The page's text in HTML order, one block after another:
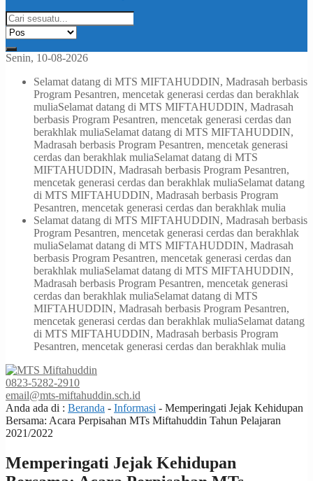
Senin, 10-08-2026
Selamat datang di MTS MIFTAHUDDIN, Madrasah berbasis
Program Pesantren, mencetak generasi cerdas dan berakhlak
muliaSelamat datang di MTS MIFTAHUDDIN, Madrasah
berbasis Program Pesantren, mencetak generasi cerdas dan
berakhlak muliaSelamat datang di MTS MIFTAHUDDIN,
Madrasah berbasis Program Pesantren, mencetak generasi
cerdas dan berakhlak muliaSelamat datang di MTS
MIFTAHUDDIN, Madrasah berbasis Program Pesantren,
mencetak generasi cerdas dan berakhlak muliaSelamat datang
di MTS MIFTAHUDDIN, Madrasah berbasis Program
Pesantren, mencetak generasi cerdas dan berakhlak mulia
Selamat datang di MTS MIFTAHUDDIN, Madrasah berbasis
Program Pesantren, mencetak generasi cerdas dan berakhlak
muliaSelamat datang di MTS MIFTAHUDDIN, Madrasah
berbasis Program Pesantren, mencetak generasi cerdas dan
berakhlak muliaSelamat datang di MTS MIFTAHUDDIN,
Madrasah berbasis Program Pesantren, mencetak generasi
cerdas dan berakhlak muliaSelamat datang di MTS
MIFTAHUDDIN, Madrasah berbasis Program Pesantren,
mencetak generasi cerdas dan berakhlak muliaSelamat datang
di MTS MIFTAHUDDIN, Madrasah berbasis Program
Pesantren, mencetak generasi cerdas dan berakhlak mulia
0823-5282-2910
email@mts-miftahuddin.sch.id
Anda ada di : Beranda - Informasi - Memperingati Jejak Kehidupan
Bersama: Acara Perpisahan MTs Miftahuddin Tahun Pelajaran
2021/2022
Memperingati Jejak Kehidupan